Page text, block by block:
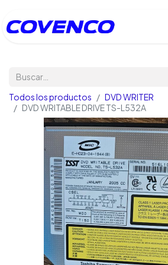
Todos los productos
DVD WRITER
DVD WRITABLE DRIVE TS-L532A